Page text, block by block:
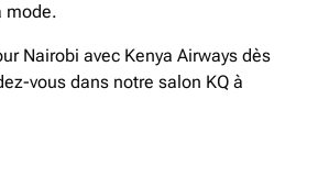
mode.
Nairobi avec Kenya Airways dès
vous dans notre salon KQ à